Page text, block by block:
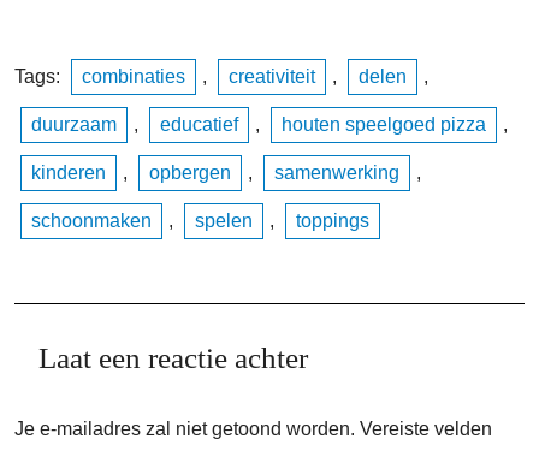
Tags: combinaties , creativiteit , delen ,
duurzaam , educatief , houten speelgoed pizza ,
kinderen , opbergen , samenwerking ,
schoonmaken , spelen , toppings
Laat een reactie achter
Je e-mailadres zal niet getoond worden. Vereiste velden